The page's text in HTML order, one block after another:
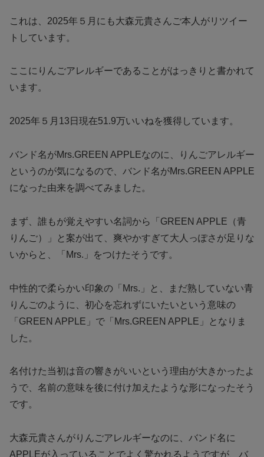
これは、2025年５月にも大森元貴さんご本人がリツイー
トしています。
ここにりんごアレルギーであることがはっきりと書かれて
います。
2025年５月13日現在51.9万いいねを獲得しています。
バンド名がMrs.GREEN APPLEなのに、りんごアレルギー
というのが気になるので、バンド名がMrs.GREEN APPLE
になった由来を調べてみました。
まず、誰もが覚えやすい名詞から「GREEN APPLE（青
りんご）」と案が出て、爽やかすぎて大人っぽさが足りな
いからと、「Mrs.」をつけたそうです。
中性的で柔らかい印象の「Mrs.」と、まだ熟していない青
りんごのように、初心を忘れずにいたいという意味の
「GREEN APPLE」で「Mrs.GREEN APPLE」となりま
した。
名付けた当初は音の響きがいいという理由が大きかったよ
うで、名前の意味を後に付け加えたような形になったそう
です。
大森元貴さんがりんごアレルギーなのに、バンド名に
APPLEが入っていることでよく驚かれるようですが、バ